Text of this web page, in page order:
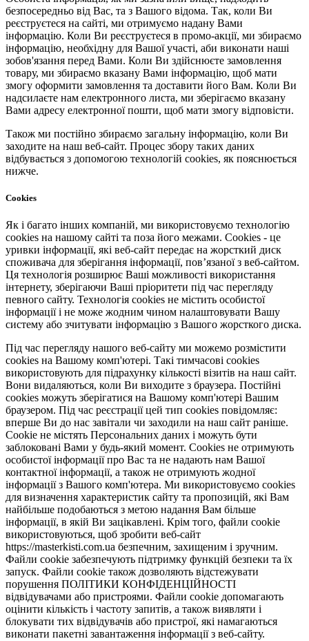
безпосередньо від Вас, та з Вашого відома. Так, коли Ви
реєструєтеся на сайті, ми отримуємо надану Вами
інформацію. Коли Ви реєструєтеся в промо-акції, ми збираємо
інформацію, необхідну для Вашої участі, аби виконати наші
зобов'язання перед Вами. Коли Ви здійснюєте замовлення
товару, ми збираємо вказану Вами інформацію, щоб мати
змогу оформити замовлення та доставити його Вам. Коли Ви
надсилаєте нам електронного листа, ми зберігаємо вказану
Вами адресу електронної пошти, щоб мати змогу відповісти.
Також ми постійно збираємо загальну інформацію, коли Ви
заходите на наш веб-сайт. Процес збору таких даних
відбувається з допомогою технологій cookies, як пояснюється
нижче.
Cookies
Як і багато інших компаній, ми використовуємо технологію
cookies на нашому сайті та поза його межами. Cookies - це
уривки інформації, які веб-сайт передає на жорсткий диск
споживача для зберігання інформації, пов’язаної з веб-сайтом.
Ця технологія розширює Ваші можливості використання
інтернету, зберігаючи Ваші пріоритети під час перегляду
певного сайту. Технологія cookies не містить особистої
інформації і не може жодним чином налаштовувати Вашу
систему або зчитувати інформацію з Вашого жорсткого диска.
Під час перегляду нашого веб-сайту ми можемо розмістити
cookies на Вашому комп'ютері. Такі тимчасові cookies
використовують для підрахунку кількості візитів на наш сайт.
Вони видаляються, коли Ви виходите з браузера. Постійні
cookies можуть зберігатися на Вашому комп'ютері Вашим
браузером. Під час реєстрації цей тип cookies повідомляє:
вперше Ви до нас завітали чи заходили на наш сайт раніше.
Cookie не містять Персональних даних і можуть бути
заблоковані Вами у будь-який момент. Сookies не отримують
особистої інформації про Вас та не надають нам Вашої
контактної інформації, а також не отримують жодної
інформації з Вашого комп'ютера. Ми використовуємо cookies
для визначення характеристик сайту та пропозицій, які Вам
найбільше подобаються з метою надання Вам більше
інформації, в якій Ви зацікавлені. Крім того, файли cookie
використовуються, щоб зробити веб-сайт
https://masterkisti.com.ua безпечним, захищеним і зручним.
Файли cookie забезпечують підтримку функцій безпеки та їх
запуск. Файли cookie також дозволяють відстежувати
порушення ПОЛІТИКИ КОНФІДЕНЦІЙНОСТІ
відвідувачами або пристроями. Файли cookie допомагають
оцінити кількість і частоту запитів, а також виявляти і
блокувати тих відвідувачів або пристрої, які намагаються
виконати пакетні завантаження інформації з веб-сайту.